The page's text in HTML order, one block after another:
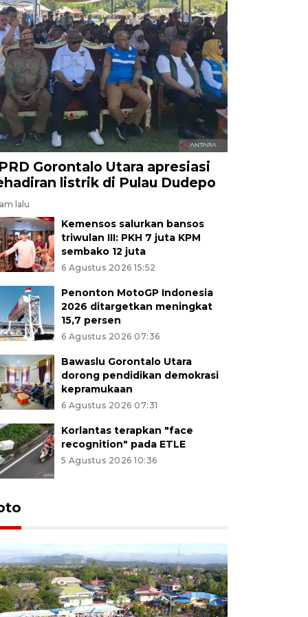
Gorontalo Utara apresiasi
listrik di Pulau Dudepo
lalu
Kemensos salurkan bansos
triwulan III: PKH 7 juta KPM
sembako 12 juta
6 Agustus 2026 15:52
Penonton MotoGP Indonesia
2026 ditargetkan meningkat
15,7 persen
6 Agustus 2026 07:36
Bawaslu Gorontalo Utara
dorong pendidikan demokrasi
kepramukaan
6 Agustus 2026 07:31
Korlantas terapkan "face
recognition" pada ETLE
5 Agustus 2026 10:36